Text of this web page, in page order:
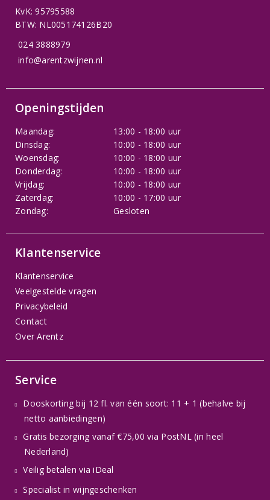
KvK: 95795588
BTW: NL005174126B20
024 3888979
info@arentzwijnen.nl
Openingstijden
Maandag:
13:00 - 18:00 uur
Dinsdag:
10:00 - 18:00 uur
Woensdag:
10:00 - 18:00 uur
Donderdag:
10:00 - 18:00 uur
Vrijdag:
10:00 - 18:00 uur
Zaterdag:
10:00 - 17:00 uur
Zondag:
Gesloten
Klantenservice
Klantenservice
Veelgestelde vragen
Privacybeleid
Contact
Over Arentz
Service
Dooskorting bij 12 fl. van één soort: 11 + 1 (behalve bij
netto aanbiedingen)
Gratis bezorging vanaf €75,00 via PostNL (in heel
Nederland)
Veilig betalen via iDeal
Specialist in wijngeschenken